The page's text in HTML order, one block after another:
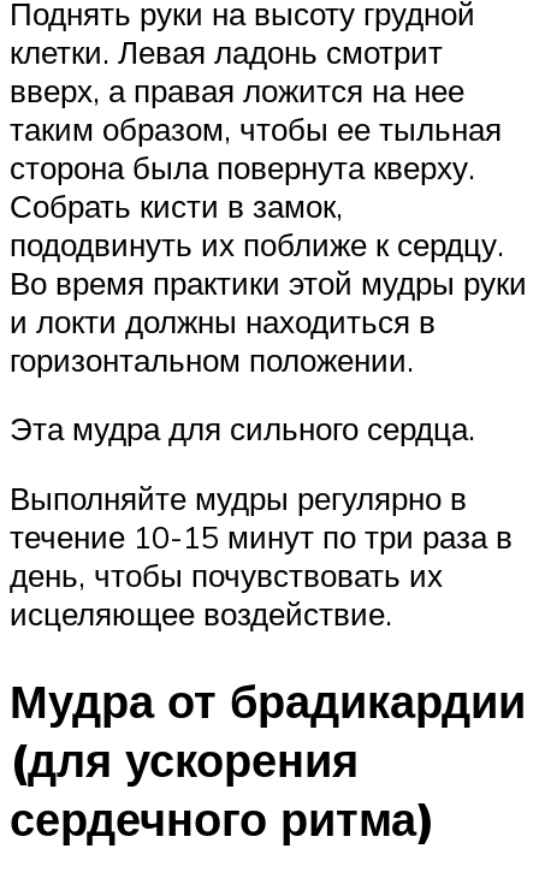
Поднять руки на высоту грудной
клетки. Левая ладонь смотрит
вверх, а правая ложится на нее
таким образом, чтобы ее тыльная
сторона была повернута кверху.
Собрать кисти в замок,
пододвинуть их поближе к сердцу.
Во время практики этой мудры руки
и локти должны находиться в
горизонтальном положении.
Эта мудра для сильного сердца.
Выполняйте мудры регулярно в
течение 10-15 минут по три раза в
день, чтобы почувствовать их
исцеляющее воздействие.
Мудра от брадикардии
(для ускорения
сердечного ритма)